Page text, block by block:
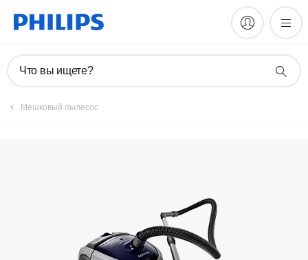
Что вы ищете?
Mешковый пылесос
Зарегистрировать продукт